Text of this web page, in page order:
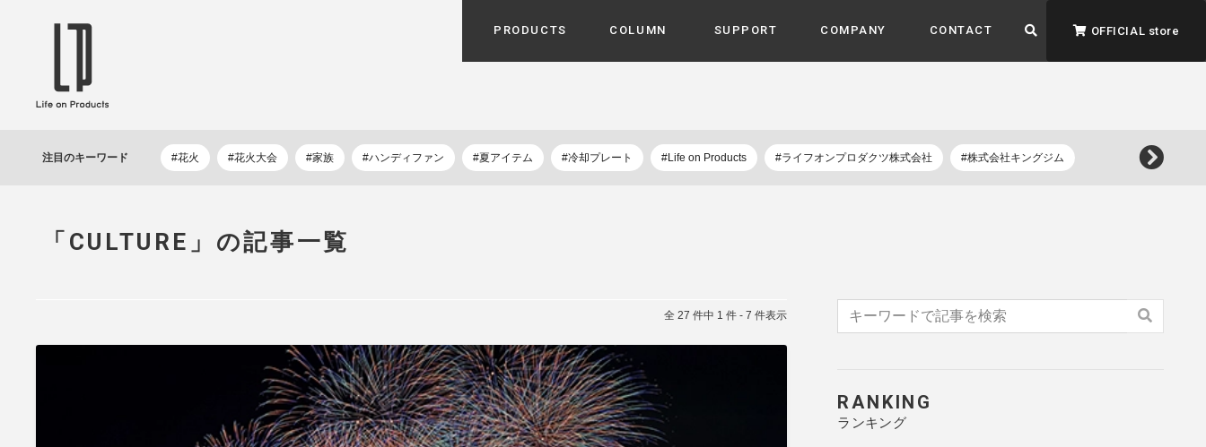
PRODUCTS
冷凍庫 / 掃除用品 / 加湿器 / ハンディ
ファン / ヒーター etc
ディフューザー / ルームスプレー / ア
JAVALO ELF
TOUCHBeauty
美顔器 / 多機能ブラシ / ドライヤー
mottole
家事・生活雑貨
ハンモック・ティピー・テント
ライト・シーリングファン
バイク・アウトドア
アクセサリー・消耗品
COLUMN SUPPORT COMPANY CONTACT OFFICIAL store
注目のキーワード #花火 #花火大会 #家族 #ハンディファン #夏アイテム #冷却プレート #Life on Products #ライフオンプロダクツ株式会社 #株式会社キングジム
「CULTURE」の記事一覧
全 27 件中 1 件 - 7 件表示
RANKING
ランキング